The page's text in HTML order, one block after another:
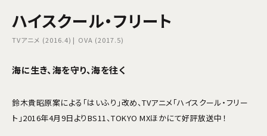
ハイスクール・フリート
TVアニメ (2016.4) OVA (2017.5)
海に生き、海を守り、海を往く
鈴木貴昭原案による「はいふり」改め、TVアニメ「ハイスクール・フリー
ト」2016年4月9日よりBS11、TOKYO MXほかにて好評放送中！